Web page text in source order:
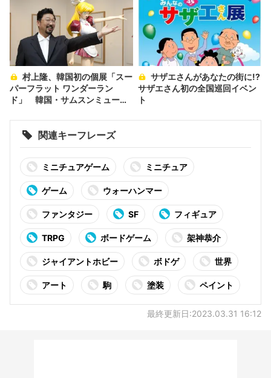
パーフラット ワンダーラン
ド」 韓国・サムスンミュージ
サザエさん初の全国巡回イベン
ト
関連キーフレーズ
ミニチュアゲーム ミニチュア
ゲーム ウォーハンマー
ファンタジー SF フィギュア
TRPG ボードゲーム 架神恭介
ジャイアントホビー ボドゲ 世界
アート 駒 塗装 ペイント
最終更新日:2023.03.31 16:12